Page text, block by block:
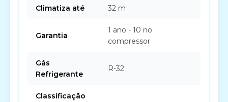
Climatiza até 32 m
Garantia
1 ano - 10 no
compressor
Gás
Refrigerante
R-32
Classificação